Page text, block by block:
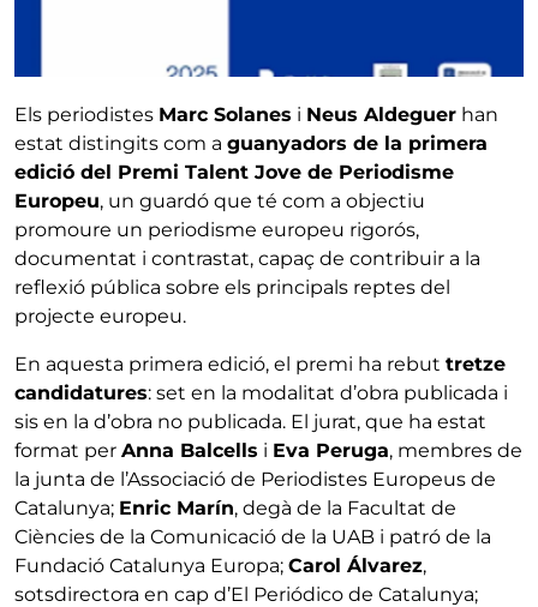
Els periodistes Marc Solanes i Neus Aldeguer han
estat distingits com a guanyadors de la primera
edició del Premi Talent Jove de Periodisme
Europeu, un guardó que té com a objectiu
promoure un periodisme europeu rigorós,
documentat i contrastat, capaç de contribuir a la
reflexió pública sobre els principals reptes del
projecte europeu.
En aquesta primera edició, el premi ha rebut tretze
candidatures: set en la modalitat d’obra publicada i
sis en la d’obra no publicada. El jurat, que ha estat
format per Anna Balcells i Eva Peruga, membres de
la junta de l’Associació de Periodistes Europeus de
Catalunya; Enric Marín, degà de la Facultat de
Ciències de la Comunicació de la UAB i patró de la
Fundació Catalunya Europa; Carol Álvarez,
sotsdirectora en cap d’El Periódico de Catalunya;